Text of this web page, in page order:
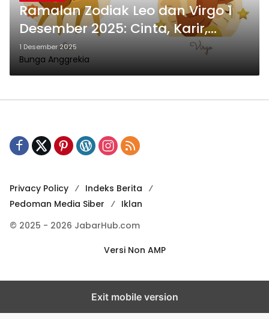
Ramalan Zodiak Leo dan Virgo 1
Desember 2025: Cinta, Karir,
Kesehatan, dan Keuangan
1 Desember 2025
Bunga Anggrekia
Privacy Policy
Indeks Berita
Pedoman Media Siber
Iklan
© 2025 - 2026 JabarHub.com
Versi Non AMP
Exit mobile version